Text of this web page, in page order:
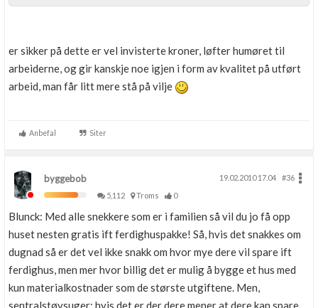
er sikker på dette er vel invisterte kroner, løfter humøret til
arbeiderne, og gir kanskje noe igjen i form av kvalitet på utført
arbeid, man får litt mere stå på vilje
Anbefal Siter
byggebob 19.02.2010 17.04
#36
5,112
Troms 0
Blunck: Med alle snekkere som er i familien så vil du jo få opp
huset nesten gratis ift ferdighuspakke! Så, hvis det snakkes om
dugnad så er det vel ikke snakk om hvor mye dere vil spare ift
ferdighus, men mer hvor billig det er mulig å bygge et hus med
kun materialkostnader som de største utgiftene. Men,
sentralstøvsuger; hvis det er der dere mener at dere kan spare